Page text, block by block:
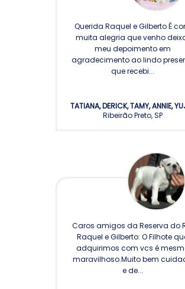
Querida Raquel e Gilberto É
muita alegria que venho
meu depoimento em
agradecimento ao lindo
que recebi...
TATIANA, DERICK, TAMY, ANNIE,
MIZU
Ribeirão Preto, SP
Caros amigos da Reserva do
Raquel e Gilberto: O Filhote
adquirimos com vcs é
maravilhoso.Muito bem
e de...